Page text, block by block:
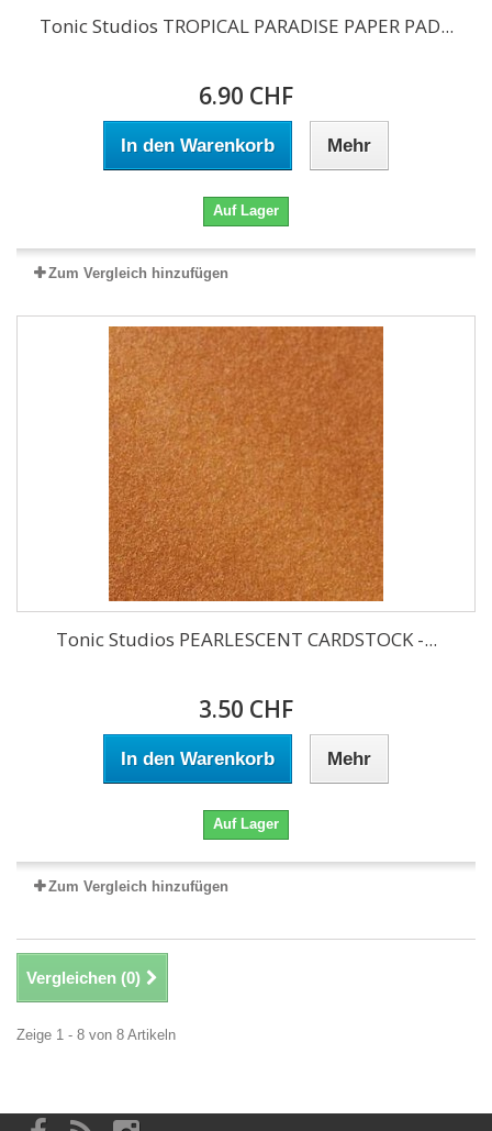
Tonic Studios TROPICAL PARADISE PAPER PAD...
6.90 CHF
In den Warenkorb Mehr
Auf Lager
Zum Vergleich hinzufügen
Tonic Studios PEARLESCENT CARDSTOCK -...
3.50 CHF
In den Warenkorb Mehr
Auf Lager
Zum Vergleich hinzufügen
Vergleichen (0)
Zeige 1 - 8 von 8 Artikeln